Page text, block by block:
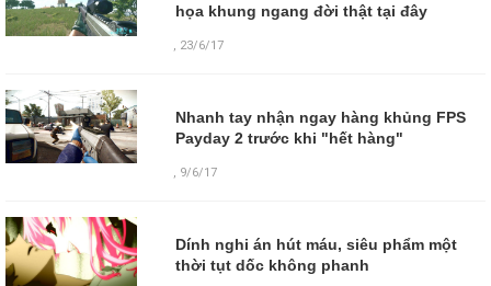
họa khung ngang đời thật tại đây
, 23/6/17
Nhanh tay nhận ngay hàng khủng FPS
Payday 2 trước khi "hết hàng"
, 9/6/17
Dính nghi án hút máu, siêu phẩm một
thời tụt dốc không phanh